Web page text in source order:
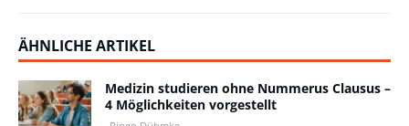
ÄHNLICHE ARTIKEL
Medizin studieren ohne Nummerus Clausus –
4 Möglichkeiten vorgestellt